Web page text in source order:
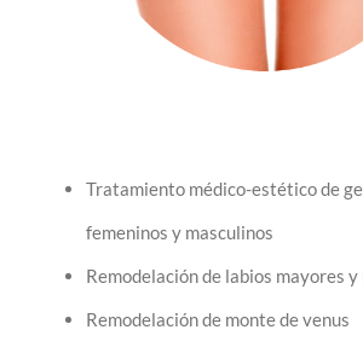
Tratamiento médico-estético de
femeninos y masculinos
Remodelación de labios mayores y
Remodelación de monte de venus